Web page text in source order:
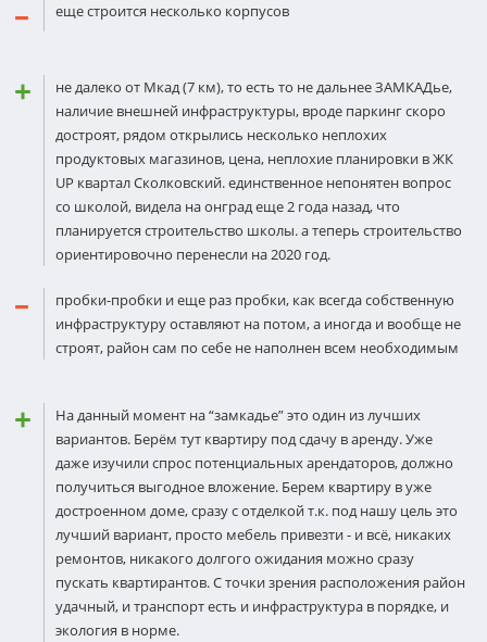
еще строится несколько корпусов
не далеко от Мкад (7 км), то есть то не дальнее ЗАМКАДье,
наличие внешней инфраструктуры, вроде паркинг скоро
достроят, рядом открылись несколько неплохих
продуктовых магазинов, цена, неплохие планировки в ЖК
UP квартал Сколковский. единственное непонятен вопрос
со школой, видела на онград еще 2 года назад, что
планируется строительство школы. а теперь строительство
ориентировочно перенесли на 2020 год.
пробки-пробки и еще раз пробки, как всегда собственную
инфраструктуру оставляют на потом, а иногда и вообще не
строят, район сам по себе не наполнен всем необходимым
На данный момент на “замкадье” это один из лучших
вариантов. Берём тут квартиру под сдачу в аренду. Уже
даже изучили спрос потенциальных арендаторов, должно
получиться выгодное вложение. Берем квартиру в уже
достроенном доме, сразу с отделкой т.к. под нашу цель это
лучший вариант, просто мебель привезти - и всё, никаких
ремонтов, никакого долгого ожидания можно сразу
пускать квартирантов. С точки зрения расположения район
удачный, и транспорт есть и инфраструктура в порядке, и
экология в норме.